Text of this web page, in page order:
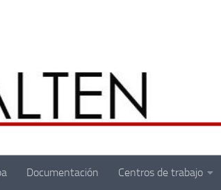
Documentación Centros de trabajo